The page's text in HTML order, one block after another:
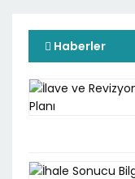
Haberler